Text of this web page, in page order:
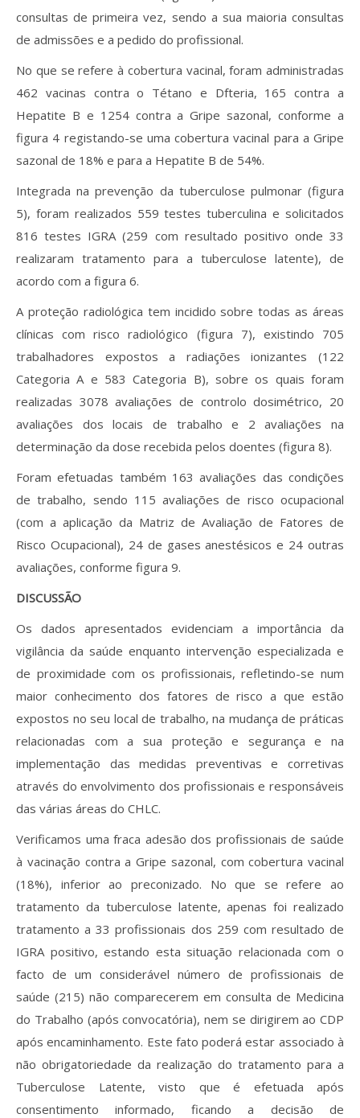
consultas de primeira vez, sendo a sua maioria consultas
de admissões e a pedido do profissional.
No que se refere à cobertura vacinal, foram administradas
462 vacinas contra o Tétano e Dfteria, 165 contra a
Hepatite B e 1254 contra a Gripe sazonal, conforme a
figura 4 registando-se uma cobertura vacinal para a Gripe
sazonal de 18% e para a Hepatite B de 54%.
Integrada na prevenção da tuberculose pulmonar (figura
5), foram realizados 559 testes tuberculina e solicitados
816 testes IGRA (259 com resultado positivo onde 33
realizaram tratamento para a tuberculose latente), de
acordo com a figura 6.
A proteção radiológica tem incidido sobre todas as áreas
clínicas com risco radiológico (figura 7), existindo 705
trabalhadores expostos a radiações ionizantes (122
Categoria A e 583 Categoria B), sobre os quais foram
realizadas 3078 avaliações de controlo dosimétrico, 20
avaliações dos locais de trabalho e 2 avaliações na
determinação da dose recebida pelos doentes (figura 8).
Foram efetuadas também 163 avaliações das condições
de trabalho, sendo 115 avaliações de risco ocupacional
(com a aplicação da Matriz de Avaliação de Fatores de
Risco Ocupacional), 24 de gases anestésicos e 24 outras
avaliações, conforme figura 9.
DISCUSSÃO
Os dados apresentados evidenciam a importância da
vigilância da saúde enquanto intervenção especializada e
de proximidade com os profissionais, refletindo-se num
maior conhecimento dos fatores de risco a que estão
expostos no seu local de trabalho, na mudança de práticas
relacionadas com a sua proteção e segurança e na
implementação das medidas preventivas e corretivas
através do envolvimento dos profissionais e responsáveis
das várias áreas do CHLC.
Verificamos uma fraca adesão dos profissionais de saúde
à vacinação contra a Gripe sazonal, com cobertura vacinal
(18%), inferior ao preconizado. No que se refere ao
tratamento da tuberculose latente, apenas foi realizado
tratamento a 33 profissionais dos 259 com resultado de
IGRA positivo, estando esta situação relacionada com o
facto de um considerável número de profissionais de
saúde (215) não comparecerem em consulta de Medicina
do Trabalho (após convocatória), nem se dirigirem ao CDP
após encaminhamento. Este fato poderá estar associado à
não obrigatoriedade da realização do tratamento para a
Tuberculose Latente, visto que é efetuada após
consentimento informado, ficando a decisão de